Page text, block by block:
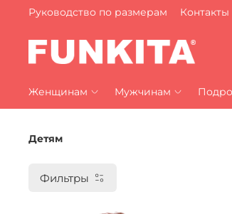
Руководство по размерам Контакты
Женщинам Мужчинам
Детям
Фильтры